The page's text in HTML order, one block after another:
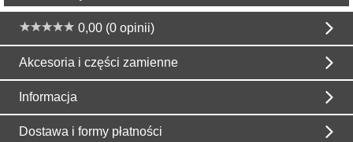
0,00 (0 opinii)
Akcesoria i części zamienne
Informacja
Dostawa i formy płatności